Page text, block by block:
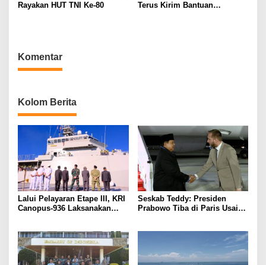
Rayakan HUT TNI Ke-80
Terus Kirim Bantuan
Komentar
Kolom Berita
Lalui Pelayaran Etape III, KRI
Canopus-936 Laksanakan
Seskab Teddy: Presiden
Prabowo Tiba di Paris Usai